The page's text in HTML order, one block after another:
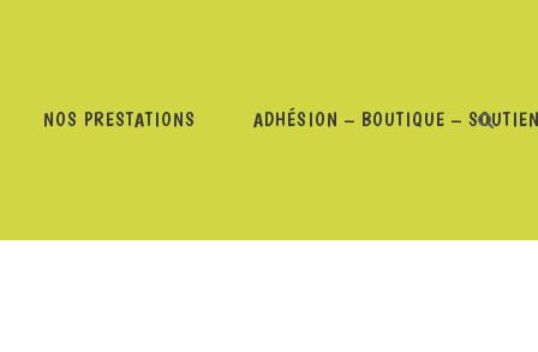
NOS PRESTATIONS ADHÉSION – BOUTIQUE –